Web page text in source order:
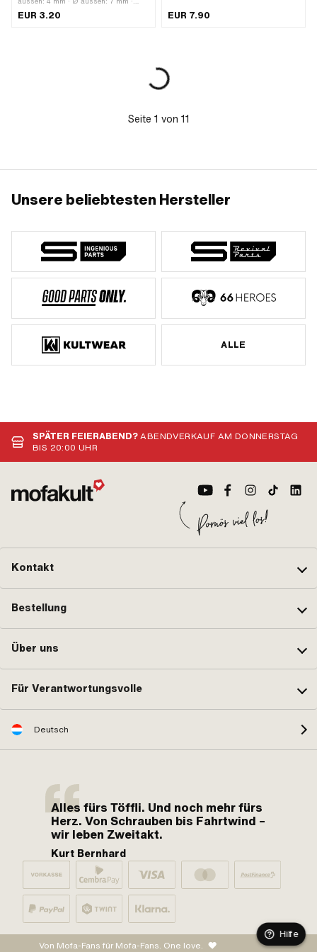
Hersteller: Magura · Ø innen: 2.5 mm
EUR 3.20 EUR 7.90
Seite 1 von 11
Unsere beliebtesten Hersteller
ALLE
SPÄTER FEIERABEND?ABENDVERKAUF AM DONNERSTAG
BIS 20:00 UHR
Kontakt
Bestellung
Über uns
Für Verantwortungsvolle
Deutsch
Alles fürs Töffli. Und noch mehr fürs
Herz. Von Schrauben bis Fahrtwind –
wir leben Zweitakt.
Kurt Bernhard
Von Mofa-Fans für Mofa-Fans. One love.
Hilfe